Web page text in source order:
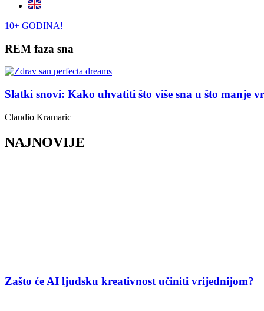
10+ GODINA!
REM faza sna
Slatki snovi: Kako uhvatiti što više sna u što manje
Claudio Kramaric
NAJNOVIJE
Zašto će AI ljudsku kreativnost učiniti vrijednijom?